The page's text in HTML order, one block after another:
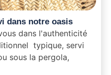
dans notre oasis
dans l'authenticité
typique, servi
sous la pergola,